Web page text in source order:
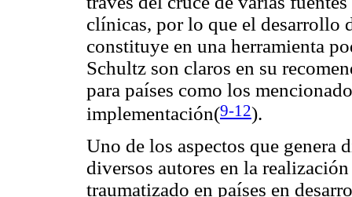
clínicas, por lo que el desarrollo
constituye en una herramienta
Schultz son claros en su
para países como los
implementación(9-12).
Uno de los aspectos que genera
diversos autores en la
traumatizado en países en